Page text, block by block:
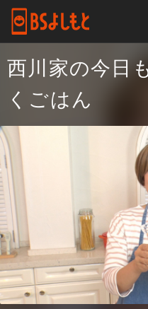
西川家の今日
くごはん